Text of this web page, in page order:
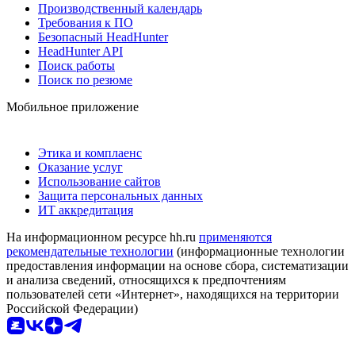
Производственный календарь
Требования к ПО
Безопасный HeadHunter
HeadHunter API
Поиск работы
Поиск по резюме
Мобильное приложение
Этика и комплаенс
Оказание услуг
Использование сайтов
Защита персональных данных
ИТ аккредитация
На информационном ресурсе hh.ru применяются
рекомендательные технологии (информационные технологии
предоставления информации на основе сбора, систематизации
и анализа сведений, относящихся к предпочтениям
пользователей сети «Интернет», находящихся на территории
Российской Федерации)